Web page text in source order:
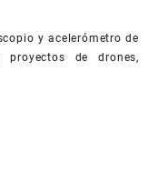
y acelerómetro de
de drones,